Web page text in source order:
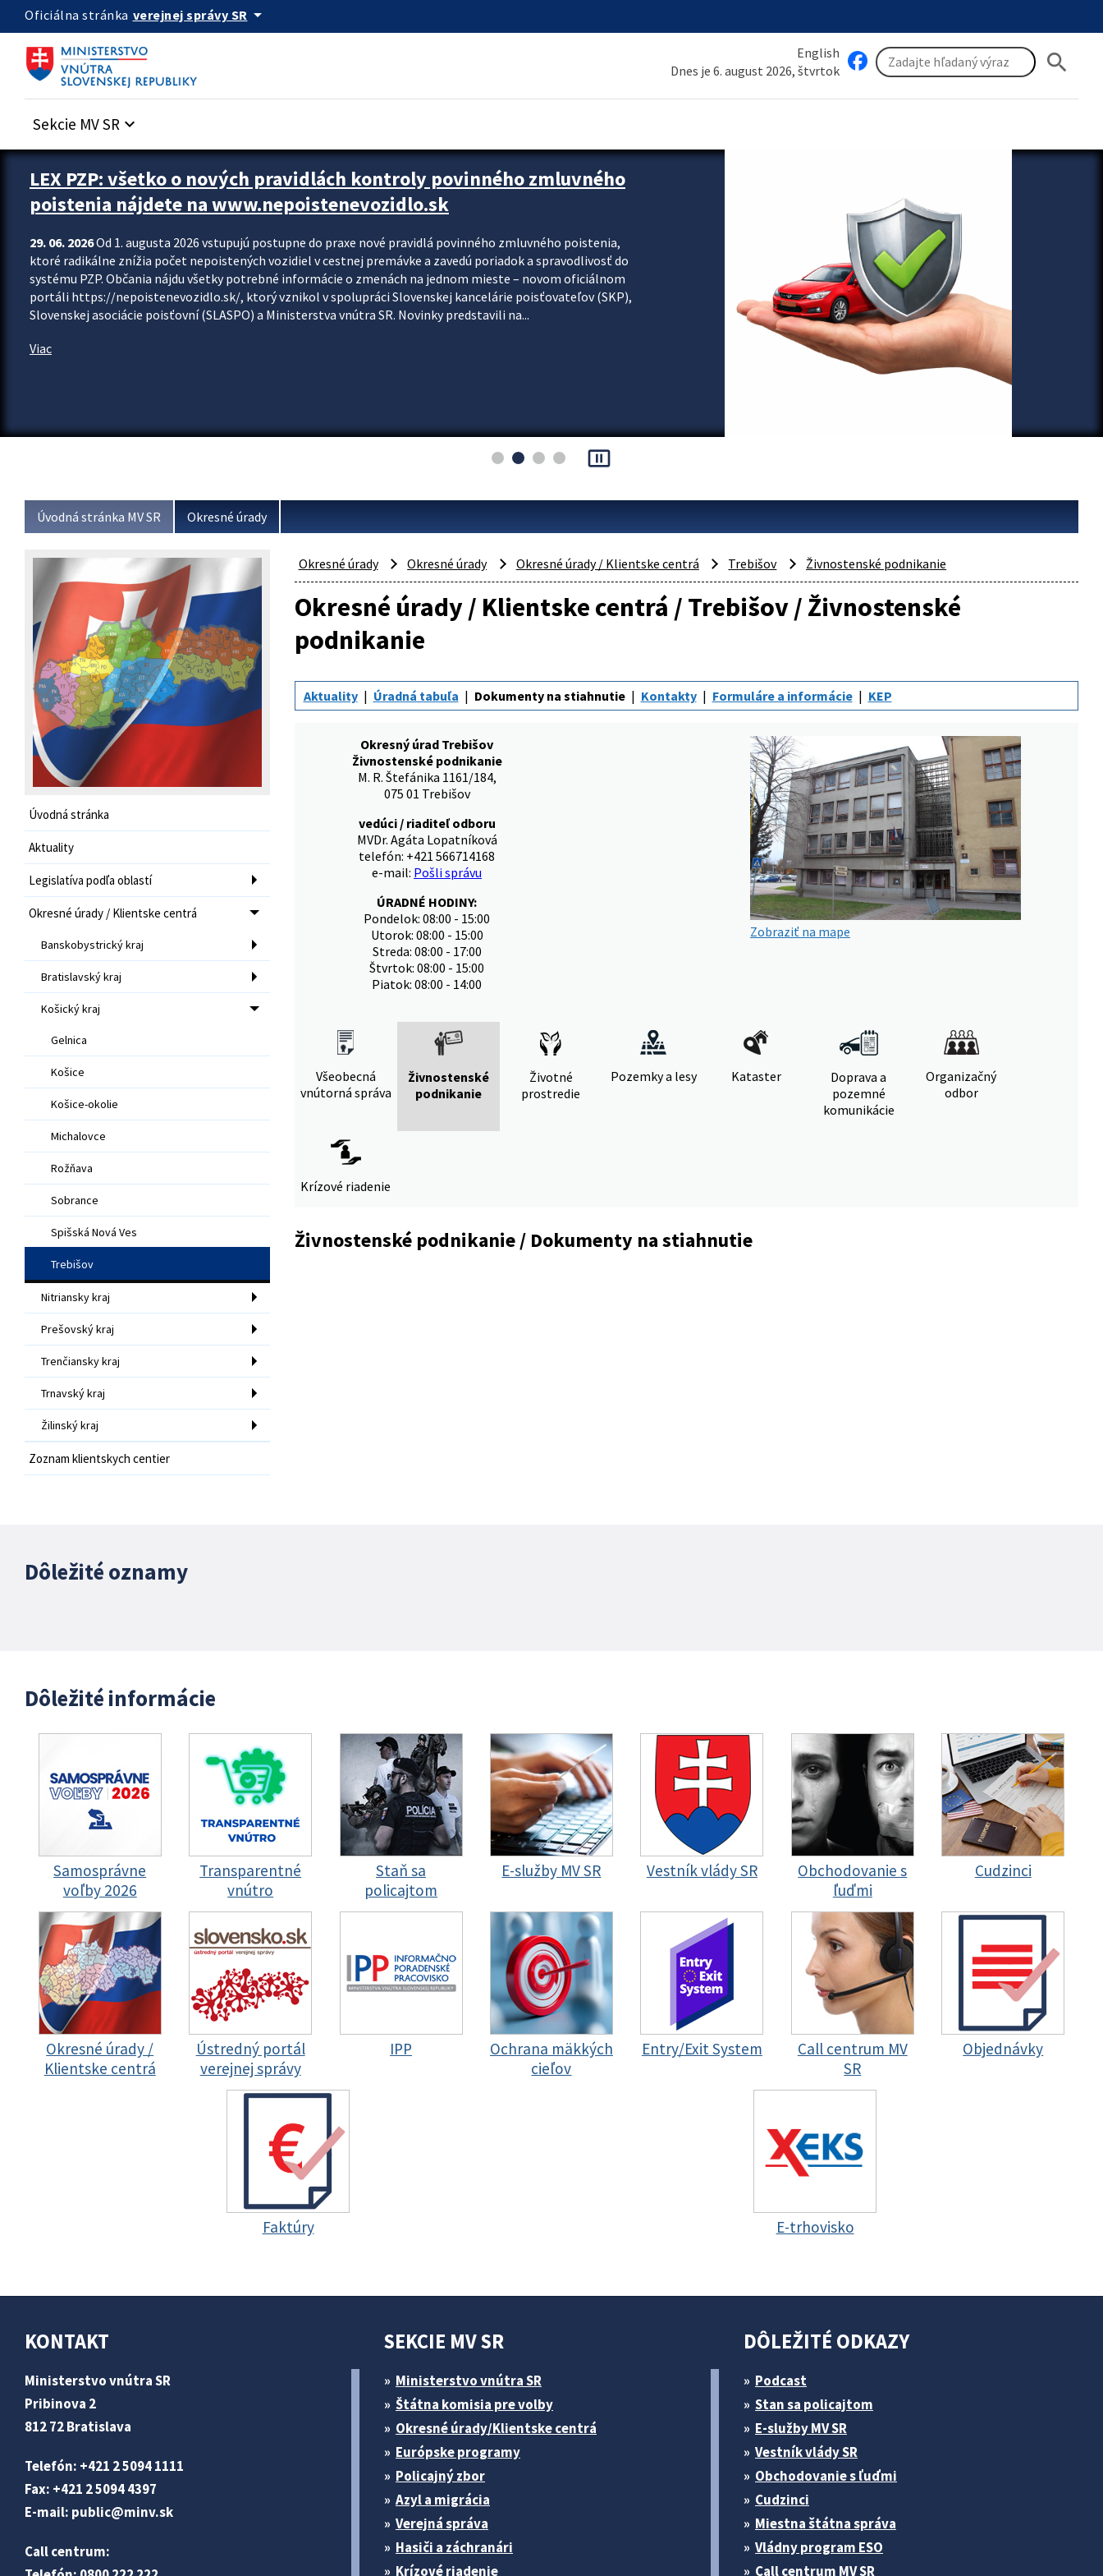
Preskocit na hlavný obsah
Oficiálna stránka verejnej správy SR arrow_drop_down
English
Dnes je 6. august 2026, štvrtok
search
Sekcie MV SR keyboard_arrow_down
Zastavit automatický posun upútavok
LEX PZP: všetko o nových pravidlách kontroly povinného zmluvného
poistenia nájdete na www.nepoistenevozidlo.sk
29. 06. 2026Od 1. augusta 2026 vstupujú postupne do praxe nové pravidlá povinného zmluvného poistenia,
ktoré radikálne znížia počet nepoistených vozidiel v cestnej premávke a zavedú poriadok a spravodlivosť do
systému PZP. Občania nájdu všetky potrebné informácie o zmenách na jednom mieste – novom oficiálnom
portáli https://nepoistenevozidlo.sk/, ktorý vznikol v spolupráci Slovenskej kancelárie poisťovateľov (SKP),
Slovenskej asociácie poisťovní (SLASPO) a Ministerstva vnútra SR. Novinky predstavili na...
Viac
pause_presentation
Úvodná stránka MV SR Okresné úrady
Úvodná stránka
Aktuality
Legislatíva podľa oblastí
Okresné úrady / Klientske centrá
Banskobystrický kraj
Bratislavský kraj
Košický kraj
Gelnica
Košice
Košice-okolie
Michalovce
Rožňava
Sobrance
Spišská Nová Ves
Trebišov
Nitriansky kraj
Prešovský kraj
Trenčiansky kraj
Trnavský kraj
Žilinský kraj
Zoznam klientskych centier
Okresné úrady Okresné úrady Okresné úrady / Klientske centrá Trebišov Živnostenské podnikanie
Okresné úrady / Klientske centrá / Trebišov / Živnostenské
podnikanie
Aktuality Úradná tabuľa Dokumenty na stiahnutie Kontakty Formuláre a informácie KEP
Okresný úrad Trebišov
Živnostenské podnikanie
M. R. Štefánika 1161/184,
075 01 Trebišov
vedúci / riaditeľ odboru
MVDr. Agáta Lopatníková
telefón: +421 566714168
e-mail: Pošli správu
ÚRADNÉ HODINY:
Pondelok: 08:00 - 15:00
Utorok: 08:00 - 15:00
Streda: 08:00 - 17:00
Štvrtok: 08:00 - 15:00
Piatok: 08:00 - 14:00
Zobraziť na mape
Všeobecná
vnútorná správa
Živnostenské
podnikanie
Životné
prostredie
Pozemky a lesy Kataster
Doprava a
pozemné
komunikácie
Organizačný
odbor
Krízové riadenie
Živnostenské podnikanie / Dokumenty na stiahnutie
Dôležité oznamy
Dôležité informácie
Samosprávne
voľby 2026
Transparentné
vnútro
Staň sa
policajtom
E-služby MV SR Vestník vlády SR
Obchodovanie s
ľuďmi
Cudzinci
Okresné úrady /
Klientske centrá
Ústredný portál
verejnej správy
IPP
Ochrana mäkkých
cieľov
Entry/Exit System
Call centrum MV
SR
Objednávky
Faktúry E-trhovisko
KONTAKT
Ministerstvo vnútra SR
Pribinova 2
812 72 Bratislava
Telefón: +421 2 5094 1111
Fax: +421 2 5094 4397
E-mail: public@minv.sk
Call centrum:
SEKCIE MV SR
Ministerstvo vnútra SR
Štátna komisia pre volby
Okresné úrady/Klientske centrá
Európske programy
Policajný zbor
Azyl a migrácia
Verejná správa
Hasiči a záchranári
Krízové riadenie
DÔLEŽITÉ ODKAZY
Podcast
Stan sa policajtom
E-služby MV SR
Vestník vlády SR
Obchodovanie s ľuďmi
Cudzinci
Miestna štátna správa
Vládny program ESO
Call centrum MV SR